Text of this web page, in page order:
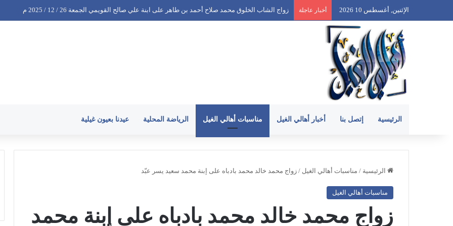
الإثنين, أغسطس 10 2026 أخبار عاجلة زواج الشاب الخلوق عبدالله سعيد عبدالله بن إسحاق على ابنة عبدالباسط عبدالله عبدالحبيب البادع الجمعة 26 / 12 / 2025 م
الرئيسية إتصل بنا أخبار أهالي الغيل مناسبات أهالي الغيل الرياضة المحلية عيدنا بعيون غيلية
الرئيسية / مناسبات أهالي الغيل / زواج محمد خالد محمد بادباه على إبنة محمد سعيد يسر عبّد
مناسبات أهالي الغيل
زواج محمد خالد محمد بادباه على إبنة محمد